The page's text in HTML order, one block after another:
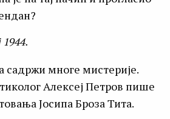
садржи многе мистерије.
Алексеј Петров пише
Јосипа Броза Тита.